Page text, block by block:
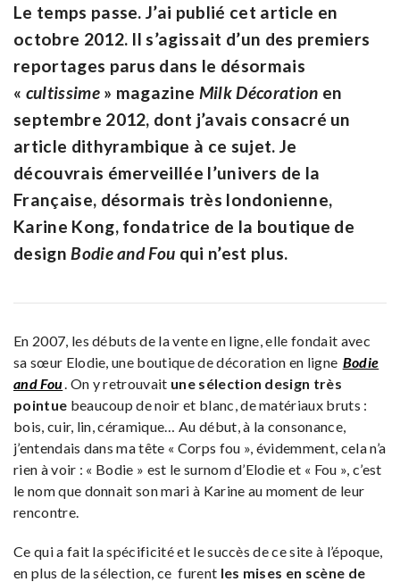
Le temps passe. J’ai publié cet article en
octobre 2012. Il s’agissait d’un des premiers
reportages parus dans le désormais
« cultissime» magazine Milk Décoration en
septembre 2012, dont j’avais consacré un
article dithyrambique à ce sujet. Je
découvrais émerveillée l’univers de la
Française, désormais très londonienne,
Karine Kong, fondatrice de la boutique de
design Bodie and Fou qui n’est plus.
En 2007, les débuts de la vente en ligne, elle fondait avec
sa sœur Elodie, une boutique de décoration en ligne Bodie
and Fou . On y retrouvait une sélection design très
pointue beaucoup de noir et blanc, de matériaux bruts :
bois, cuir, lin, céramique… Au début, à la consonance,
j’entendais dans ma tête « Corps fou », évidemment, cela n’a
rien à voir : « Bodie » est le surnom d’Elodie et « Fou », c’est
le nom que donnait son mari à Karine au moment de leur
rencontre.
Ce qui a fait la spécificité et le succès de ce site à l’époque,
en plus de la sélection, ce furent les mises en scène de